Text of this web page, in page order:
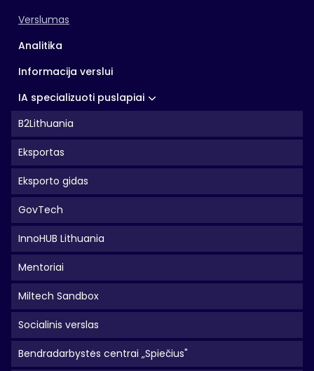
Verslumas
Analitika
Informacija verslui
IA specializuoti puslapiai
B2Lithuania
Eksportas
Eksporto gidas
GovTech
InnoHUB Lithuania
Mentoriai
Miltech Sandbox
Socialinis verslas
Bendradarbystės centrai „Spiečius"